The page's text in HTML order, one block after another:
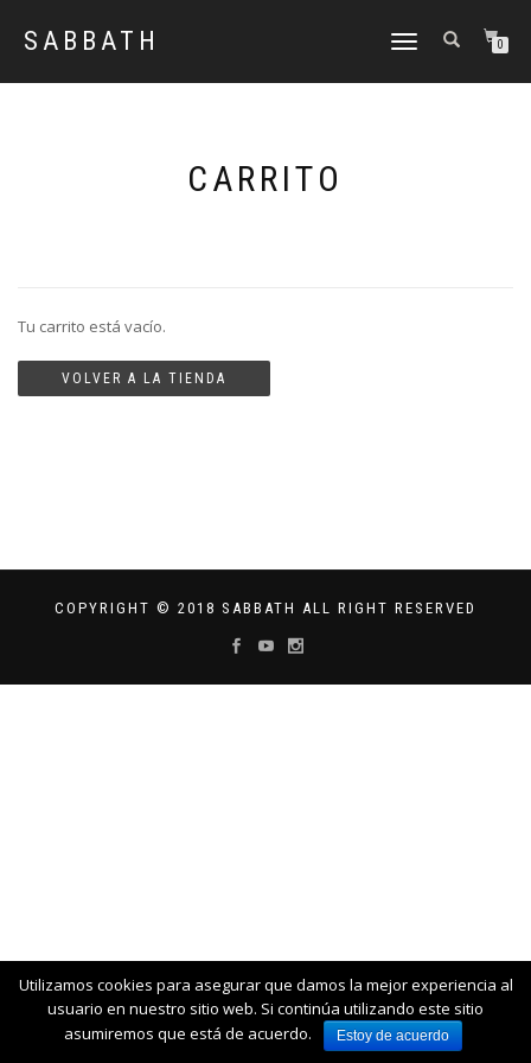
SABBATH
CAMBIAR
0
CARRITO
Tu carrito está vacío.
VOLVER A LA TIENDA
COPYRIGHT © 2018 SABBATH ALL RIGHT RESERVED
Utilizamos cookies para asegurar que damos la mejor experiencia al
usuario en nuestro sitio web. Si continúa utilizando este sitio
asumiremos que está de acuerdo.
Estoy de acuerdo